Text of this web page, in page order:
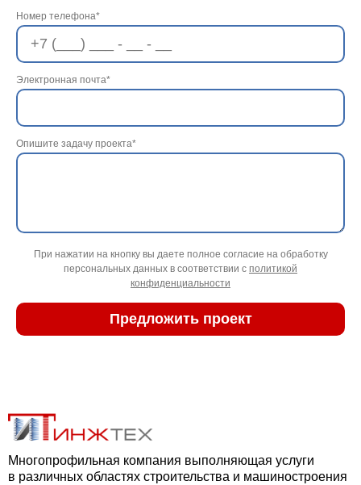
Номер телефона*
Электронная почта*
Опишите задачу проекта*
При нажатии на кнопку вы даете полное согласие на обработку
персональных данных в соответствии с политикой
конфиденциальности
Многопрофильная компания выполняющая услуги
в различных областях строительства и машиностроения